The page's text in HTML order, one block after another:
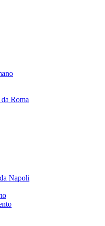
Roma
Napoli